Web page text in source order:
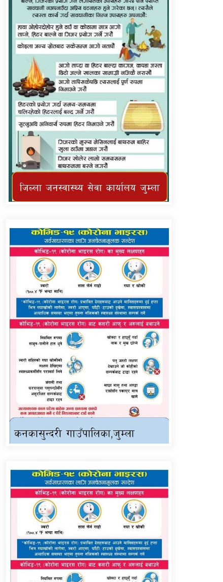
जुम्लाको सुचना
कर्णाली प्राविधि शिक्षालय
जुम्लाको सुचना
तातोपानी गाउँपालिका जुम्लाको
महिनावारी सम्बन्धिकाे सन्देश
तातोपानी गाउँपालिका जुम्लाको
सूचना